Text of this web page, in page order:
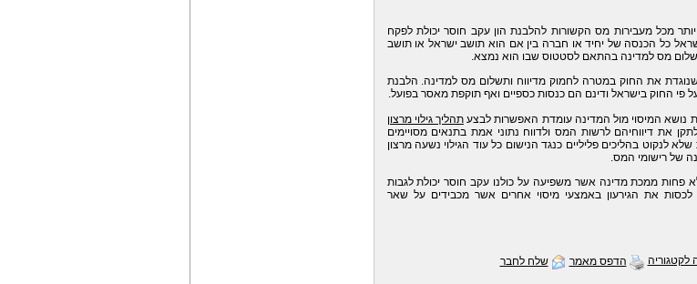
מכל מעבירות מס הקשורות להלבנת הון עקב חוסר יכולת לפקח
כל הכנסה של יחיד או חברה בין אם הוא תושב ישראל או תושב
מס למדינה בהתאם לסטטוס שבו הוא נמצא.
את החוק במטרה לחמוק מדיווח ותשלום מס למדינה. הלבנת
פי החוק בישראל ודינם הם כנסות כספיים ואף תוקפת מאסר בפועל.
נושא המיסוי מול המדינה עומדת האפשרות לבצעתהליך גילוי מרצון
את דיווחיהם לרשות המס ולדווח נתוני אמת בתנאים מסויימים
לנקוט בהליכים פליליים כנגד הנישום כל עוד הגילוי נשעה מרצון
של רישומי המס.
פחות ממכת מדינה אשר משפיעה על כולנו עקב חוסר יכולת לגבות
את הגירעון באמצעי מיסוי אחרים אשר מכבידים על שאר
לקטגוריה הדפס מאמר שלח לחבר